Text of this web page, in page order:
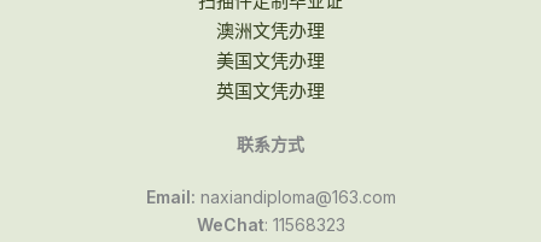
澳洲文凭办理
美国文凭办理
英国文凭办理
联系方式
Email: naxiandiploma@163.com
WeChat: 11568323